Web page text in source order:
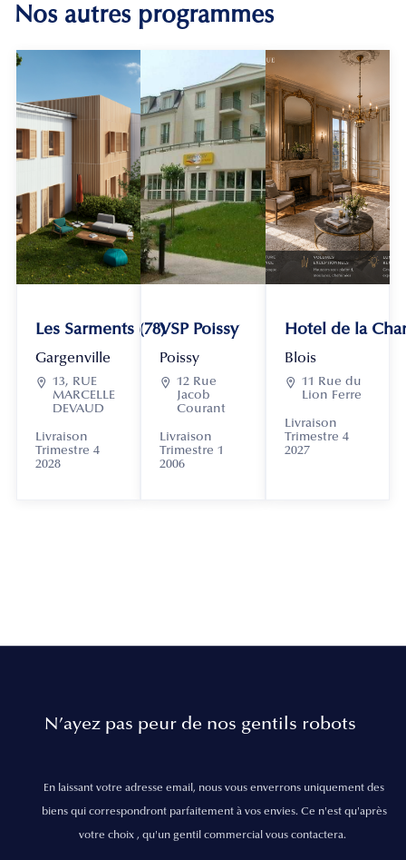
Nos autres programmes
Les Sarments (78)
Gargenville
 13, RUE
MARCELLE
DEVAUD
Livraison
Trimestre 4
2028
VSP Poissy
Poissy
 12 Rue
Jacob
Courant
Livraison
Trimestre 1
2006
Hotel de la
Blois
 11 Rue du
Lion Ferre
Livraison
Trimestre 4
2027
N’ayez pas peur de nos gentils robots
En laissant votre adresse email, nous vous enverrons uniquement des
biens qui correspondront parfaitement à vos envies. Ce n'est qu'après
votre choix , qu'un gentil commercial vous contactera.